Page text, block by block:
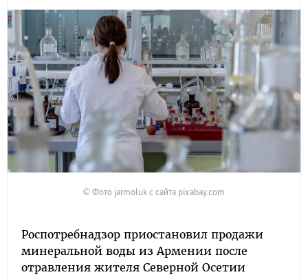
© Фото jarmoluk с сайта pixabay.com
Роспотребнадзор приостановил продажи
минеральной воды из Армении после
отравления жителя Северной Осетии